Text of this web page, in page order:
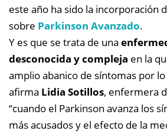
este año ha sido la incorporación
sobre Parkinson Avanzado.
Y es que se trata de una
desconocida y compleja en la
amplio abanico de síntomas por
afirma Lidia Sotillos, enfermera
“cuando el Parkinson avanza los
más acusados y el efecto de la